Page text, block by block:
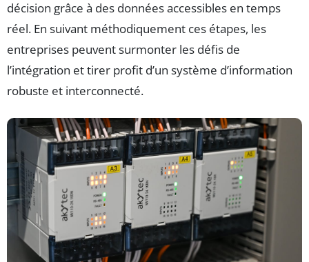
décision grâce à des données accessibles en temps
réel. En suivant méthodiquement ces étapes, les
entreprises peuvent surmonter les défis de
l’intégration et tirer profit d’un système d’information
robuste et interconnecté.